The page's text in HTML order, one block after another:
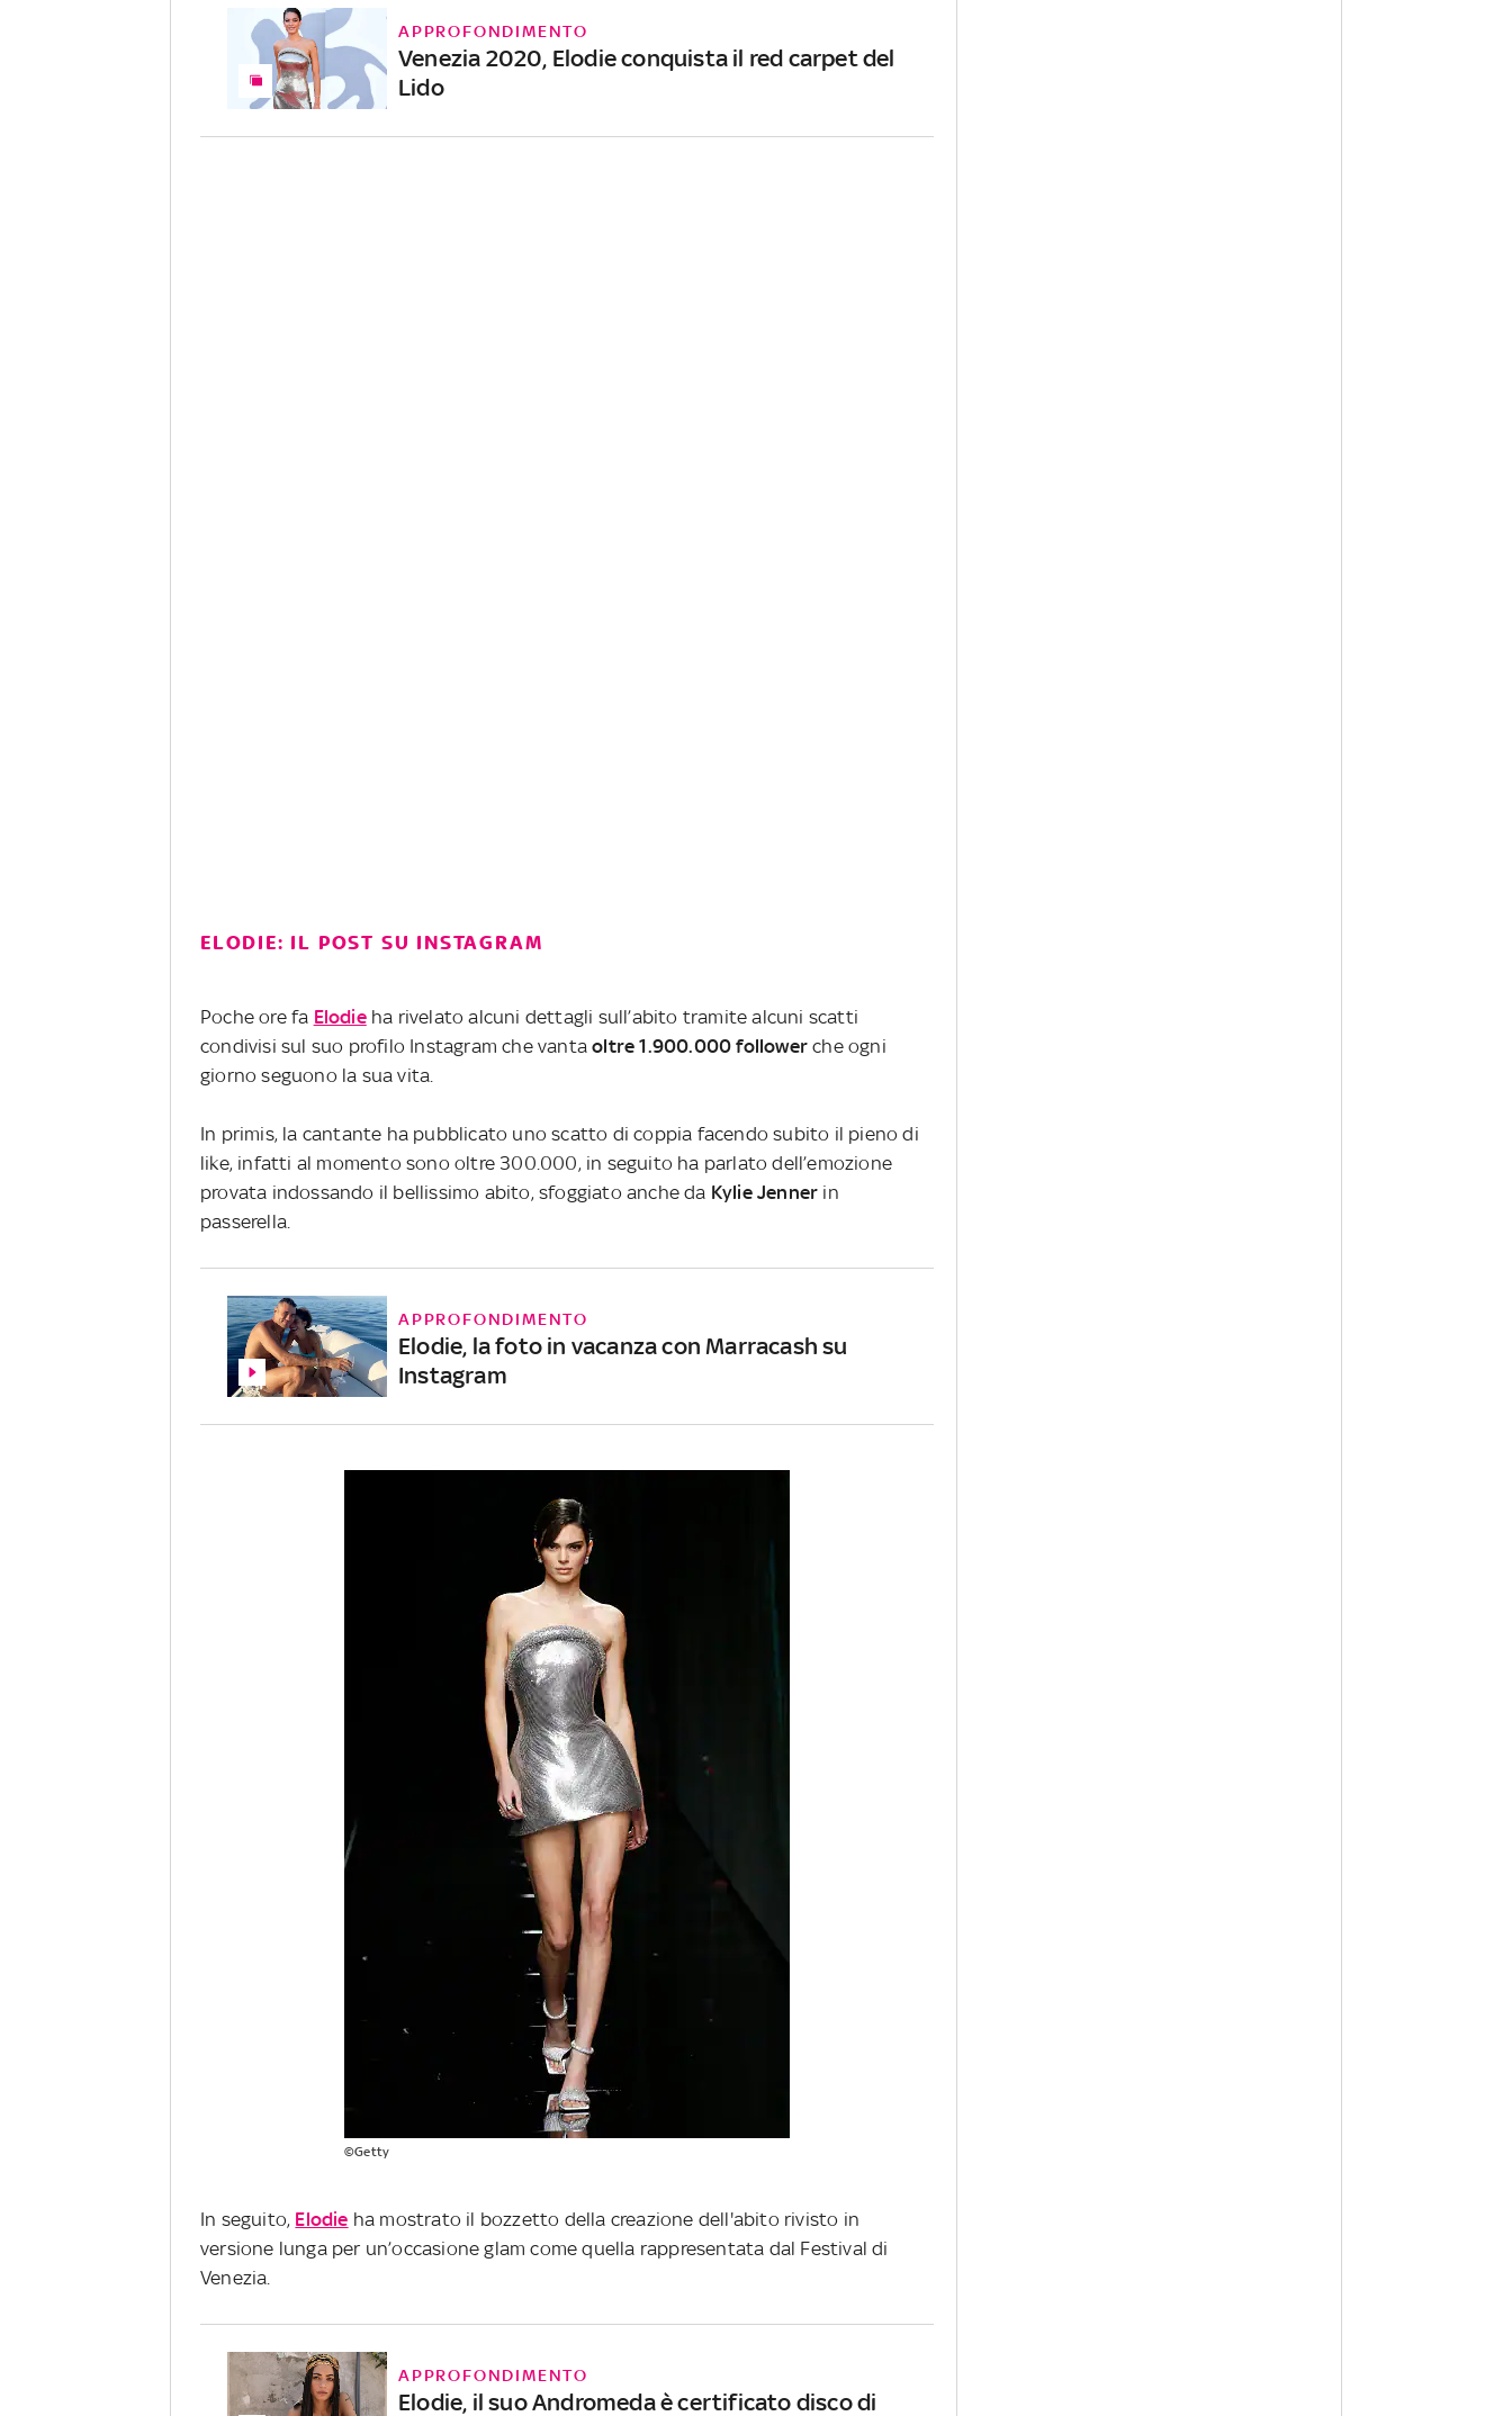
APPROFONDIMENTO
Venezia 2020, Elodie conquista il red carpet del
Lido
ELODIE: IL POST SU INSTAGRAM
Poche ore fa Elodieha rivelato alcuni dettagli sull’abito tramite alcuni scatti
condivisi sul suo profilo Instagram che vantaoltre 1.900.000 follower che ogni
giorno seguono la sua vita.
In primis, la cantante ha pubblicato uno scatto di coppia facendo subito il pieno di
like, infatti al momento sono oltre 300.000, in seguito ha parlato dell’emozione
provata indossando il bellissimo abito, sfoggiato anche da Kylie Jenner in
passerella.
APPROFONDIMENTO
Elodie, la foto in vacanza con Marracash su
Instagram
©Getty
In seguito, Elodie ha mostrato il bozzetto della creazione dell'abito rivisto in
versione lunga per un’occasione glam come quella rappresentata dal Festival di
Venezia.
APPROFONDIMENTO
Elodie, il suo Andromeda è certificato disco di